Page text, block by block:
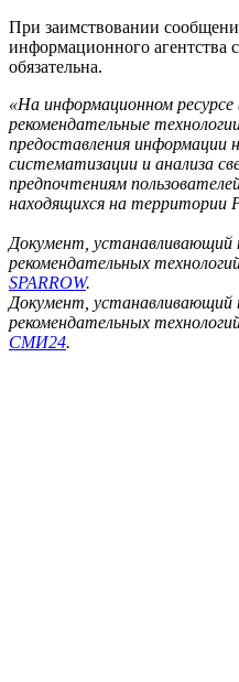
При заимствовании
информационного агентства
обязательна.
«На информационном
рекомендательные
предоставления информации
систематизации и анализа
предпочтениям
находящихся на территории
Документ, устанавливающий
рекомендательных
SPARROW.
Документ, устанавливающий
рекомендательных
СМИ24.